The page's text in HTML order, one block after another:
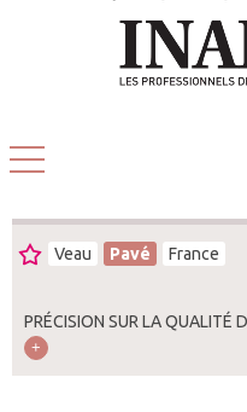
Veau Pavé France
PRÉCISION SUR LA QUALITÉ